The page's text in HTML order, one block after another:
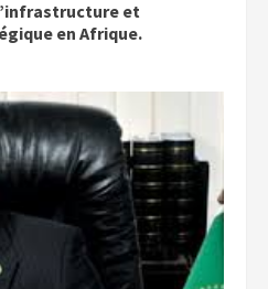
et
en Afrique.